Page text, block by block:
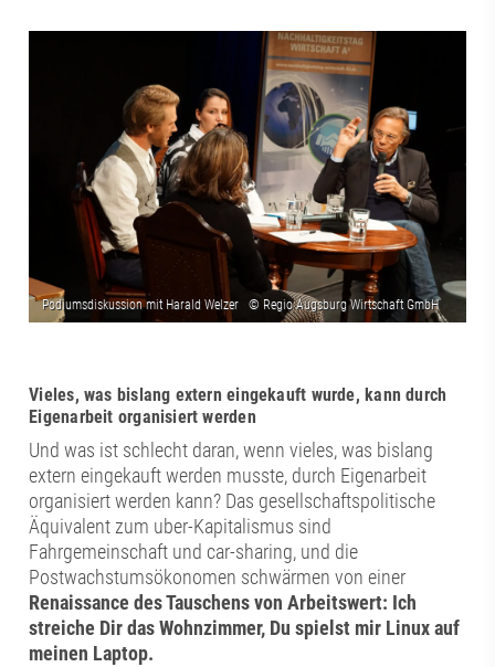
Vieles, was bislang extern eingekauft wurde, kann durch
Eigenarbeit organisiert werden
Und was ist schlecht daran, wenn vieles, was bislang
extern eingekauft werden musste, durch Eigenarbeit
organisiert werden kann? Das gesellschaftspolitische
Äquivalent zum uber-Kapitalismus sind
Fahrgemeinschaft und car-sharing, und die
Postwachstumsökonomen schwärmen von einer
Renaissance des Tauschens von Arbeitswert: Ich
streiche Dir das Wohnzimmer, Du spielst mir Linux auf
meinen Laptop.